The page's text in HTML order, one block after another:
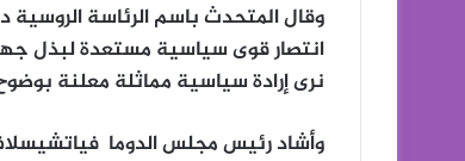
وقال المتحدث باسم الرئاسة
انتصار قوى سياسية مستعدة لبذل
نرى إرادة سياسية مماثلة معلنة
وأشاد رئيس مجلس الدوما